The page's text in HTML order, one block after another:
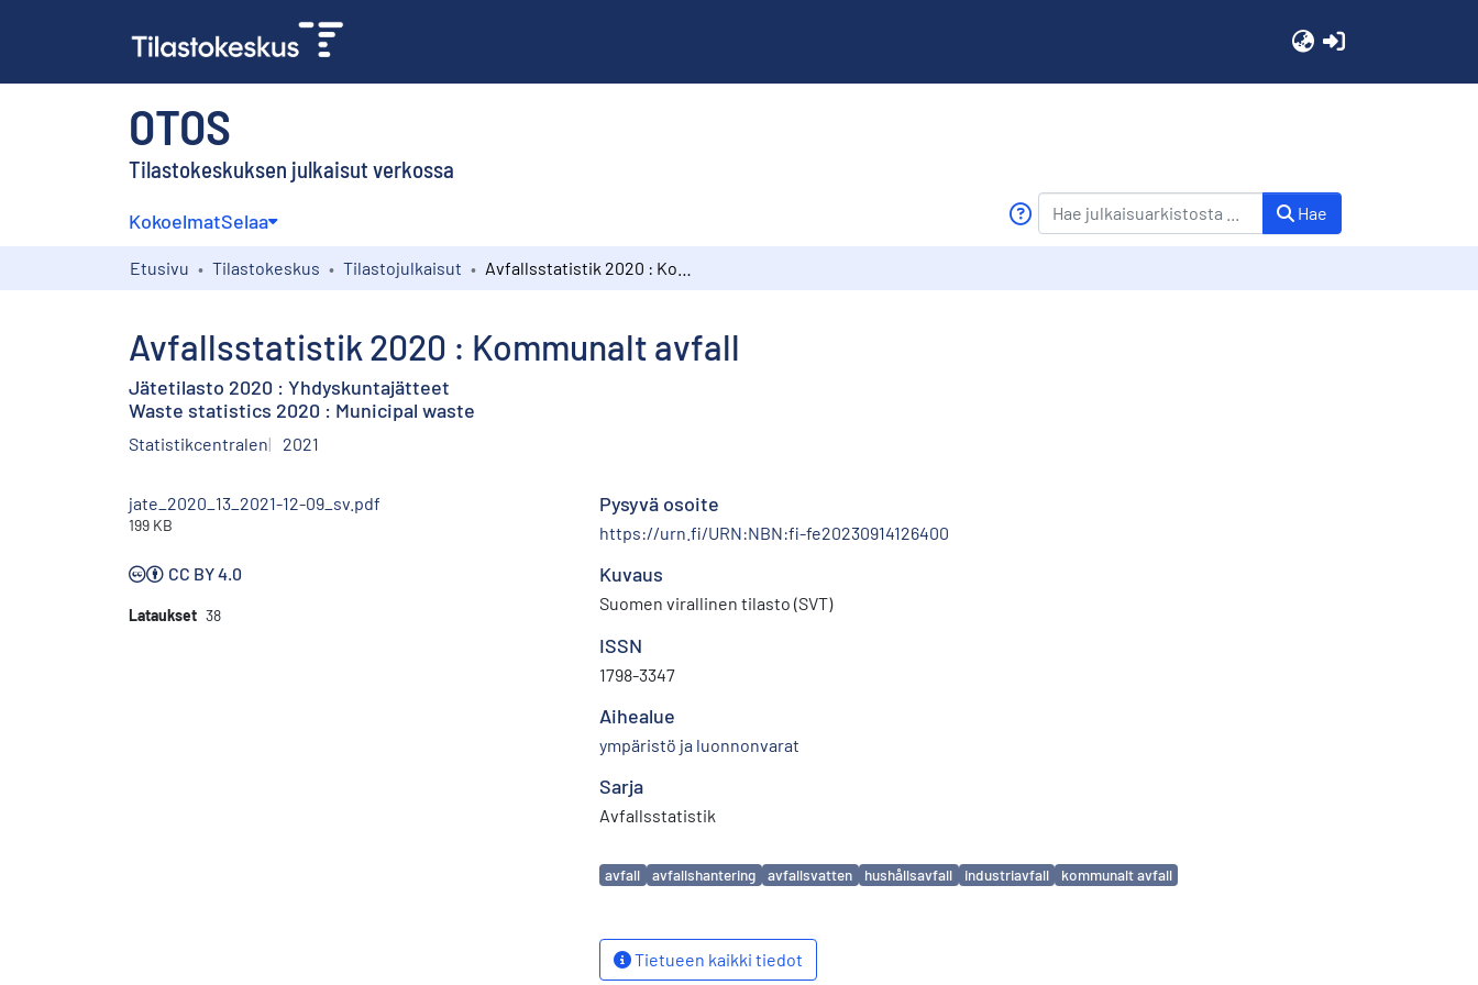
OTOS
Tilastokeskuksen julkaisut verkossa
KokoelmatSelaa Hae
Etusivu Tilastokeskus Tilastojulkaisut
Avfallsstatistik 2020 : Kommunalt avfall
Jätetilasto 2020 : Yhdyskuntajätteet
Waste statistics 2020 : Municipal waste
Statistikcentralen 2021
jate_2020_13_2021-12-09_sv.pdf
199 KB
CC BY 4.0
Lataukset 38
Pysyvä osoite
https://urn.fi/URN:NBN:fi-fe20230914126400
Kuvaus
Suomen virallinen tilasto (SVT)
ISSN
1798-3347
Aihealue
ympäristö ja luonnonvarat
Sarja
Avfallsstatistik
Avainsanat
avfall avfallshantering avfallsvatten hushållsavfall industriavfall kommunalt avfall
Tietueen kaikki tiedot